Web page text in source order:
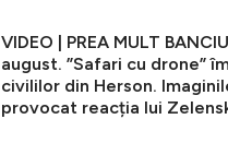
VIDEO | PREA MULT
august. ”Safari cu drone”
civililor din Herson.
provocat reacția lui